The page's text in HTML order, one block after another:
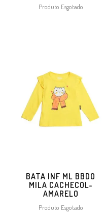
Produto Esgotado
BATA INF ML BBDO
MILA CACHECOL-
AMARELO
Produto Esgotado